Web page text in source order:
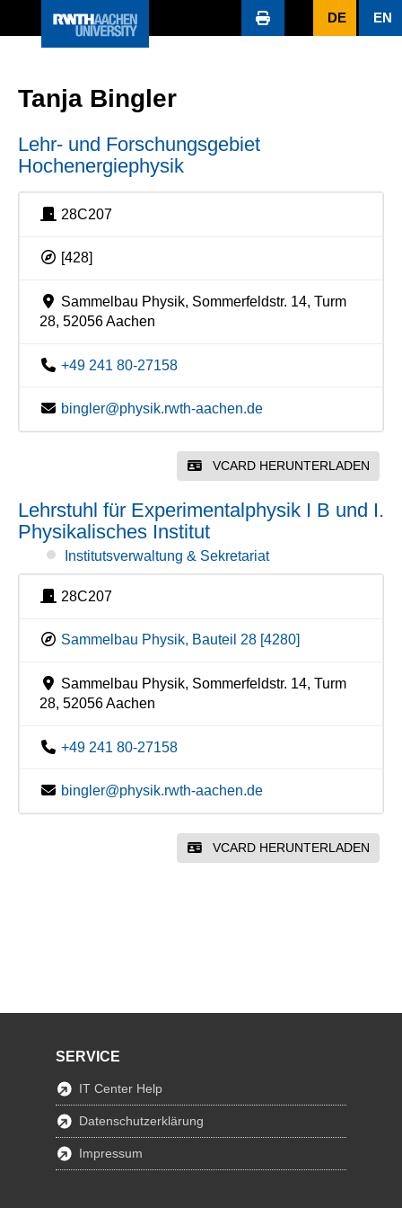
DE EN
Tanja Bingler
Lehr- und Forschungsgebiet
Hochenergiephysik
28C207
[428]
Sammelbau Physik, Sommerfeldstr. 14, Turm
28, 52056 Aachen
+49 241 80-27158
bingler@physik.rwth-aachen.de
VCARD HERUNTERLADEN
Lehrstuhl für Experimentalphysik I B und I.
Physikalisches Institut
Institutsverwaltung & Sekretariat
28C207
Sammelbau Physik, Bauteil 28 [4280]
Sammelbau Physik, Sommerfeldstr. 14, Turm
28, 52056 Aachen
+49 241 80-27158
bingler@physik.rwth-aachen.de
VCARD HERUNTERLADEN
SERVICE
IT Center Help
Datenschutzerklärung
Impressum